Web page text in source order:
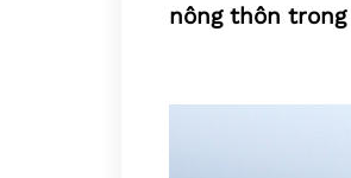
nông thôn trong